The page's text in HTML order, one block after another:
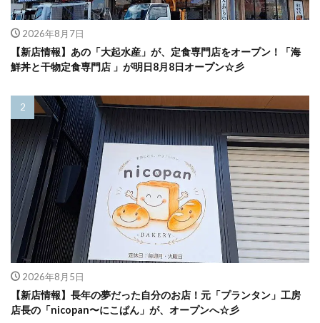
2026年8月7日
【新店情報】あの「大起水産」が、定食専門店をオープン！「海
鮮丼と干物定食専門店 」が明日8月8日オープン☆彡
2026年8月5日
【新店情報】長年の夢だった自分のお店！元「プランタン」工房
店長の「nicopan〜にこぱん」が、オープンへ☆彡